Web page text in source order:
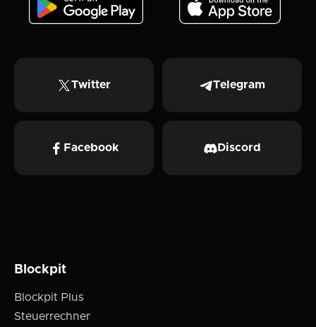
Twitter Telegram
Facebook Discord
Blockpit
Blockpit Plus
Steuerrechner